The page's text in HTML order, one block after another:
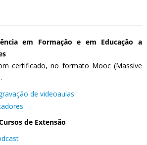
em Formação e em Educação a
certificado, no formato Mooc (Massive
de videoaulas
de Extensão